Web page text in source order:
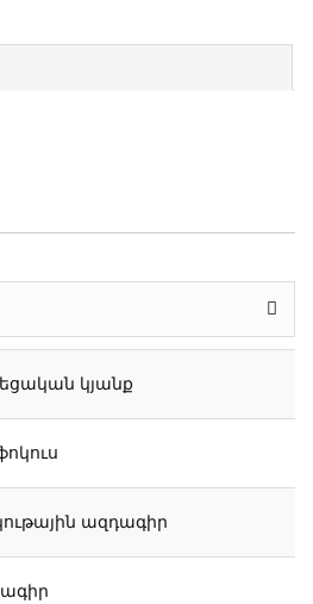
կյանք
ազդագիր